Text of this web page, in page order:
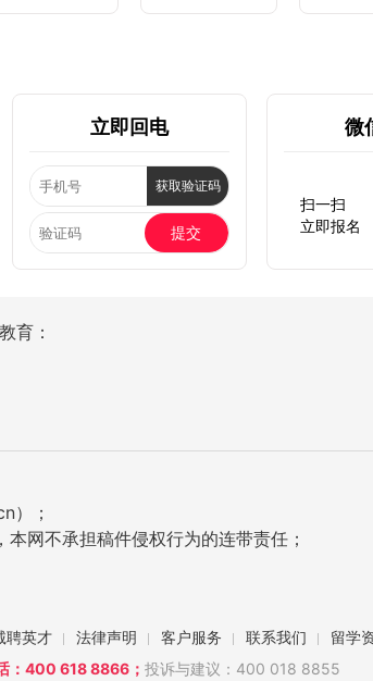
立即回电
获取验证码
提交
微
扫一扫
立即报名
育：
）；
网不承担稿件侵权行为的连带责任；
聘英才 法律声明 客户服务 联系我们 留学
：400 618 8866； 投诉与建议：400 018 8855